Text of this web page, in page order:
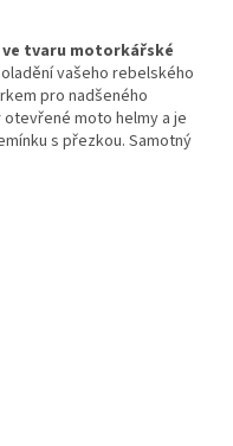
ve tvaru motorkářské
vašeho rebelského
pro nadšeného
moto helmy a je
s přezkou. Samotný